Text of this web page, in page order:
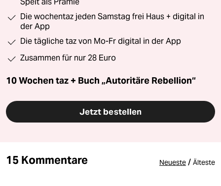
Die wochentaz jeden Samstag frei Haus + digital in
der App
Die tägliche taz von Mo-Fr digital in der App
Zusammen für nur 28 Euro
10 Wochen taz + Buch „Autoritäre Rebellion“
Jetzt bestellen
15 Kommentare Neueste / Älteste